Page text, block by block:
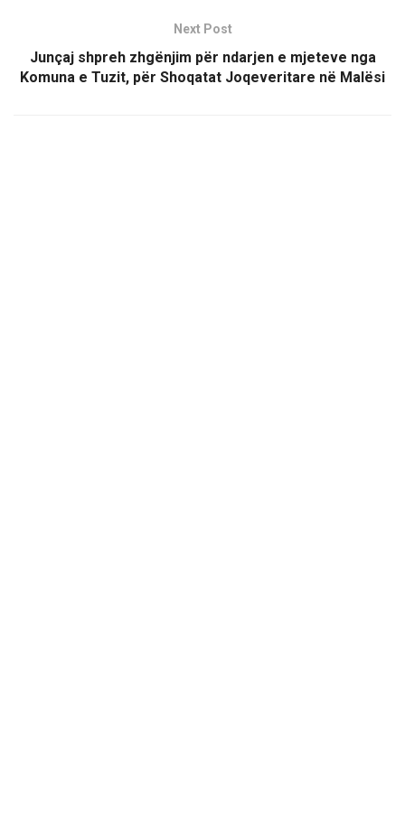
Next Post
Junçaj shpreh zhgënjim për ndarjen e mjeteve nga
Komuna e Tuzit, për Shoqatat Joqeveritare në Malësi